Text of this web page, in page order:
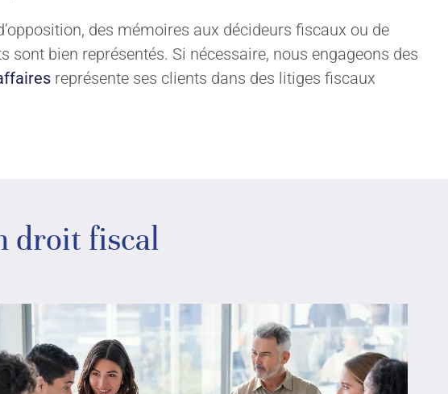
des mémoires aux décideurs fiscaux ou de
bien représentés. Si nécessaire, nous engageons des
représente ses clients dans des litiges fiscaux
droit fiscal
Paquette et Associés Avocats
Inc.